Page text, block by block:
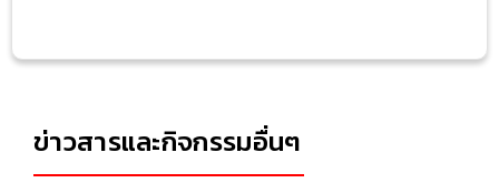
ข่าวสารและกิจกรรมอื่นๆ